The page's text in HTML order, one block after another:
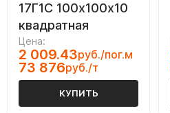
17Г1С 100х100х10
квадратная
Цена:
2 009.43руб./пог.м
73 876руб./т
КУПИТЬ